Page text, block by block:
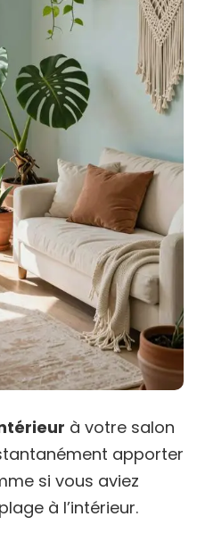
à votre salon
apporter
si vous aviez
à l’intérieur.